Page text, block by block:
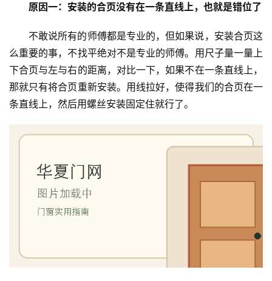
原因一：安装的合页没有在一条直线上，也就是错位了
不敢说所有的师傅都是专业的，但如果说，安装合页这
么重要的事，不找平绝对不是专业的师傅。用尺子量一量上
下合页与左与右的距离，对比一下，如果不在一条直线上，
那就只有将合页重新安装。用线拉好，使得我们的合页在一
条直线上，然后用螺丝安装固定住就行了。